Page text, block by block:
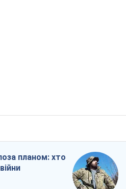
планом: хто